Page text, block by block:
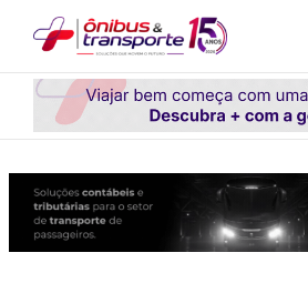
conteúdo